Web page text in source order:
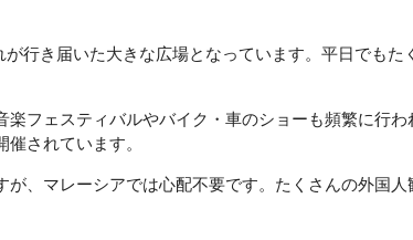
行き届いた大きな広場となっています。平日でもた
フェスティバルやバイク・車のショーも頻繁に行わ
されています。
、マレーシアでは心配不要です。たくさんの外国人